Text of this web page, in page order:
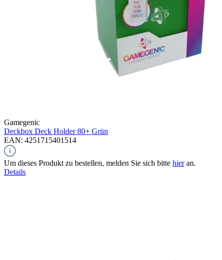
Gamegenic
Deckbox Deck Holder 80+ Grün
EAN: 4251715401514
Um dieses Produkt zu bestellen, melden Sie sich bitte hieran.
Details